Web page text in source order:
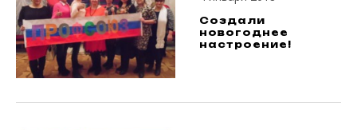
Создали
новогоднее
настроение!